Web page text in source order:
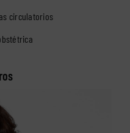
circulatorios